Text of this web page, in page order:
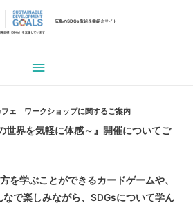
広島のSDGs取組企業紹介サイト
メ
ン
ニ
フェ ワークショップに関するご案内
世界を気軽に体感～』開催についてご
を学ぶことができるカードゲームや、
で楽しみながら、SDGsについて学ん